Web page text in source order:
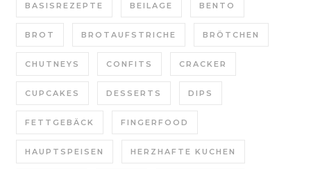
BASISREZEPTE BEILAGE BENTO
BROT BROTAUFSTRICHE BRÖTCHEN
CHUTNEYS CONFITS CRACKER
CUPCAKES DESSERTS DIPS
FETTGEBÄCK FINGERFOOD
HAUPTSPEISEN HERZHAFTE KUCHEN